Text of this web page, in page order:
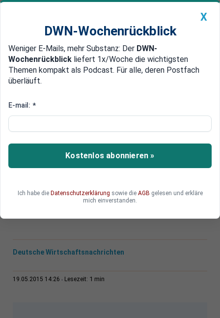
Newsticker MEIN DWN: Geldanlage Premium
Edelmetalle DWN-Magazin China
Anleihen fallen deutlich
CEO-Rede löst Panik-Verkäufe
bei Air Berlin aus
Für Air-Berlin-Chef Stefan Pichler ist das jetzige
Verkäufe bei den Investoren, die Anleihen fielen
Deutsche Wirtschaftsnachrichten
19.05.2015 14:26 Lesezeit: 1 min
X
DWN-Wochenrückblick
Weniger E-Mails, mehr Substanz: Der DWN-
Wochenrückblick liefert 1x/Woche die wichtigsten
Themen kompakt als Podcast. Für alle, deren Postfach
überläuft.
E-mail: *
Kostenlos abonnieren »
Ich habe die Datenschutzerklärung sowie die AGB gelesen und erkläre
mich einverstanden.